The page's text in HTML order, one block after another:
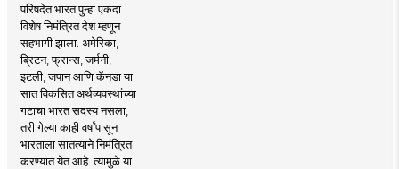
परिषदेत भारत पुन्हा एकदा
विशेष निमंत्रित देश म्हणून
सहभागी झाला. अमेरिका,
ब्रिटन, फ्रान्स, जर्मनी,
इटली, जपान आणि कॅनडा या
सात विकसित अर्थव्यवस्थांच्या
गटाचा भारत सदस्य नसला,
तरी गेल्या काही वर्षांपासून
भारताला सातत्याने निमंत्रित
करण्यात येत आहे. त्यामुळे या